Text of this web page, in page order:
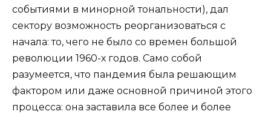
событиями в минорной тональности), дал
сектору возможность реорганизоваться с
начала: то, чего не было со времен большой
революции 1960-х годов. Само собой
разумеется, что пандемия была решающим
фактором или даже основной причиной этого
процесса: она заставила все более и более